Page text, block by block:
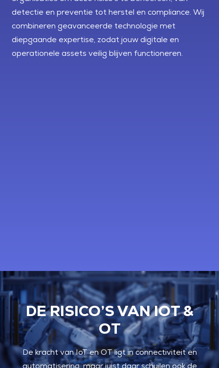
detectie en preventie tot herstel en compliance. Wij
combineren geavanceerde technologie met
diepgaande expertise, zodat jouw digitale en
operationele assets veilig blijven functioneren.
DE RISICO’S VAN IOT &
OT
De kracht van IoT en OT ligt in connectiviteit en
automatisering, maar juist daar schuilen ook de